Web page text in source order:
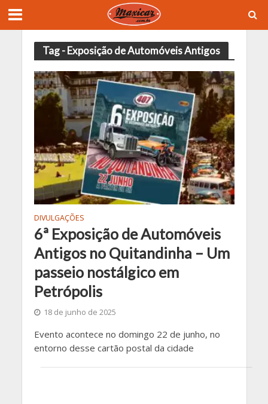
Tag - Exposição de Automóveis Antigos
DIVULGAÇÕES
6ª Exposição de Automóveis
Antigos no Quitandinha – Um
passeio nostálgico em
Petrópolis
18 de junho de 2025
Evento acontece no domingo 22 de junho, no
entorno desse cartão postal da cidade